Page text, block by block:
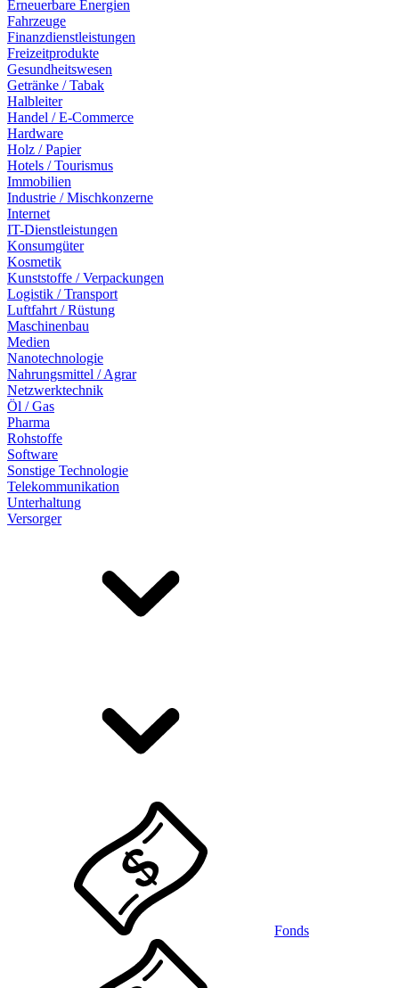
Erneuerbare Energien
Fahrzeuge
Finanzdienstleistungen
Freizeitprodukte
Gesundheitswesen
Getränke / Tabak
Halbleiter
Handel / E-Commerce
Hardware
Holz / Papier
Hotels / Tourismus
Immobilien
Industrie / Mischkonzerne
Internet
IT-Dienstleistungen
Konsumgüter
Kosmetik
Kunststoffe / Verpackungen
Logistik / Transport
Luftfahrt / Rüstung
Maschinenbau
Medien
Nanotechnologie
Nahrungsmittel / Agrar
Netzwerktechnik
Öl / Gas
Pharma
Rohstoffe
Software
Sonstige Technologie
Telekommunikation
Unterhaltung
Versorger
Fonds